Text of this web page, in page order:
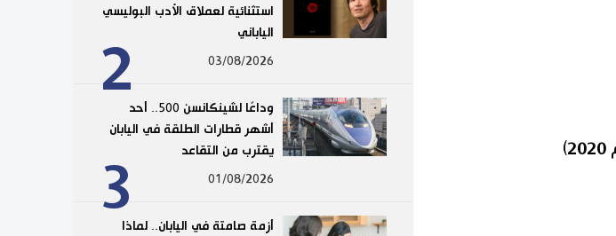
2
استثنائية لعملاق الأدب البوليسي
الياباني
03/08/2026
3
وداعًا لشينكانسن 500.. أحد
أشهر قطارات الطلقة في اليابان
يقترب من التقاعد
01/08/2026
أزمة صامتة في اليابان.. لماذا